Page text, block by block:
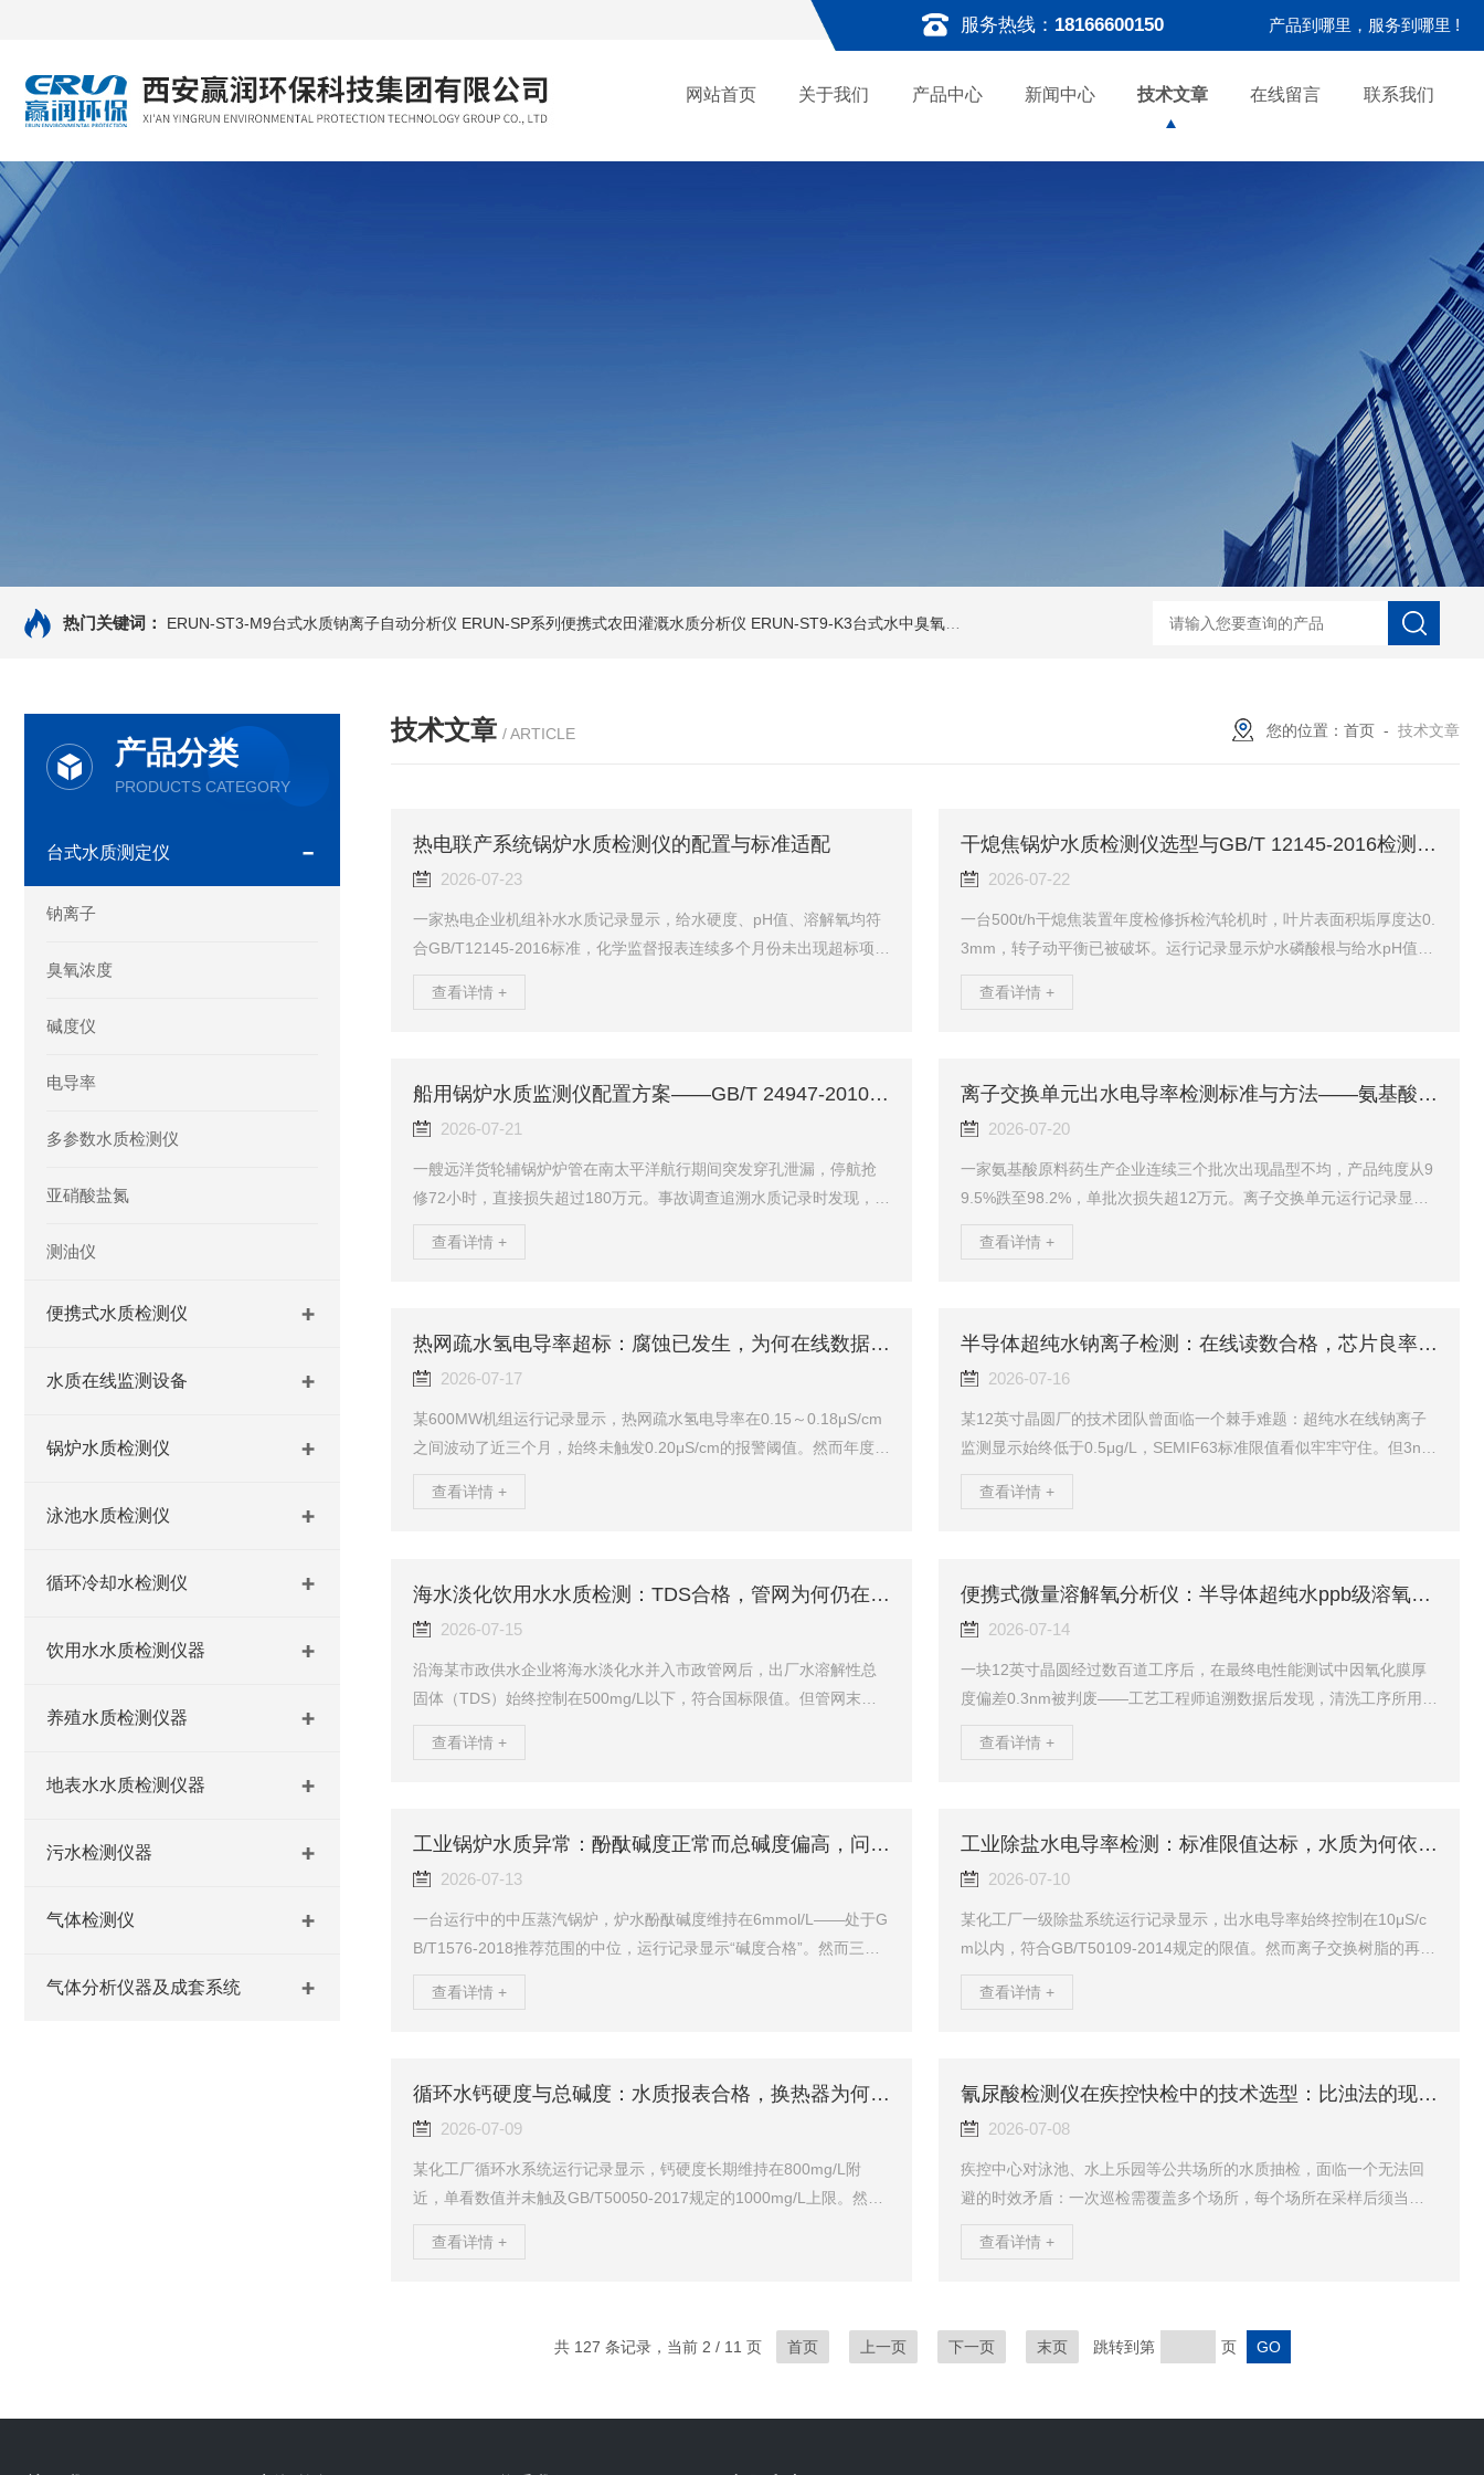
服务热线： 18166600150 产品到哪里，服务到哪里 !
网站首页 关于我们 产品中心 新闻中心 技术文章 在线留言 联系我们
热门关键词： ERUN-ST3-M9台式水质钠离子自动分析仪 ERUN-SP系列便携式农田灌溉水质分析仪 ERUN-ST9-K3台式水中臭氧检测仪 ERUN-ST7-B8台式酚酞碱度测定仪 ERUN-SZ-CL620水质氯离子在线
产品分类
PRODUCTS CATEGORY
台式水质测定仪
钠离子
臭氧浓度
碱度仪
电导率
多参数水质检测仪
亚硝酸盐氮
测油仪
便携式水质检测仪
水质在线监测设备
锅炉水质检测仪
泳池水质检测仪
循环冷却水检测仪
饮用水水质检测仪器
养殖水质检测仪器
地表水水质检测仪器
污水检测仪器
气体检测仪
气体分析仪器及成套系统
技术文章 / ARTICLE 您的位置： 首页 - 技术文章
热电联产系统锅炉水质检测仪的配置与标准适配
2026-07-23
一家热电企业机组补水水质记录显示，给水硬度、pH值、溶解氧均符
合GB/T12145-2016标准，化学监督报表连续多个月份未出现超标项。
纹，周边碳钢管道内壁密布点蚀坑，管壁减薄已达三分之一。水质数
L。锅炉补水标准关注的是锅炉本体的安全，供热管网补水标准关注的
是管网材质的耐受边界。两套...
查看详情 +
干熄焦锅炉水质检测仪选型与GB/T 12145-2016检测标准
2026-07-22
一台500t/h干熄焦装置年度检修拆检汽轮机时，叶片表面积垢厚度达0.
3mm，转子动平衡已被破坏。运行记录显示炉水磷酸根与给水pH值均
硅酸根浓度在检修前两个月内持续爬升至45μg/L，远超GB/T12145-20
有“阶跃式”特征——浓度在某一运行工况下可能从20μg/L跳升至40μg/
L以...
查看详情 +
船用锅炉水质监测仪配置方案——GB/T 24947-2010全指标覆盖与设备选型
2026-07-21
一艘远洋货轮辅锅炉炉管在南太平洋航行期间突发穿孔泄漏，停航抢
修72小时，直接损失超过180万元。事故调查追溯水质记录时发现，停
均在船东公司内部操作规程的控制区间内。问题最终锁定在一个被长
测项目清单中从未包含硅酸盐。GB/T24947-2010《船用辅锅炉水质要
求》对给水...
查看详情 +
离子交换单元出水电导率检测标准与方法——氨基酸纯化工艺水质监控要点
2026-07-20
一家氨基酸原料药生产企业连续三个批次出现晶型不均，产品纯度从9
9.5%跌至98.2%，单批次损失超12万元。离子交换单元运行记录显示
月才锁定真因：出水中微量铝离子浓度已达0.25ppm，超出USP47-NF
无法区分这些离子是钠、钾还是铝、铁——后两者在晶格形成过程中
充当异质核，足以破...
查看详情 +
热网疏水氢电导率超标：腐蚀已发生，为何在线数据迟迟不报警
2026-07-17
某600MW机组运行记录显示，热网疏水氢电导率在0.15～0.18μS/cm
之间波动了近三个月，始终未触发0.20μS/cm的报警阈值。然而年度大
者已接近壁厚的三分之一。事后核算，直接经济损失超过2000万元，
警阈值设在了标准上限，却没有考虑阴离子在应力集中部位的局部浓
缩效应。这个案例指向...
查看详情 +
半导体超纯水钠离子检测：在线读数合格，芯片良率为何仍在下降
2026-07-16
某12英寸晶圆厂的技术团队曾面临一个棘手难题：超纯水在线钠离子
监测显示始终低于0.5μg/L，SEMIF63标准限值看似牢牢守住。但3nm
溯到一项被忽略的事实——在线钠离子监测的取样点仅设在超纯水总
个案例揭示了一个在先进制程中容易被忽视的监测逻辑：单点合格的
在线数据，无法代表全管路的水...
查看详情 +
海水淡化饮用水水质检测：TDS合格，管网为何仍在加速腐蚀
2026-07-15
沿海某市政供水企业将海水淡化水并入市政管网后，出厂水溶解性总
固体（TDS）始终控制在500mg/L以下，符合国标限值。但管网末梢
增加了近两倍。问题追溯发现，淡化水的朗格利尔指数（LSI）长期处
水淡化饮用水化学稳定性的核心判定指标。当水厂仅关注TDS、硬度
等单项指标的合格率，而忽...
查看详情 +
便携式微量溶解氧分析仪：半导体超纯水ppb级溶氧控制的现场检测瓶颈
2026-07-14
一块12英寸晶圆经过数百道工序后，在最终电性能测试中因氧化膜厚
度偏差0.3nm被判废——工艺工程师追溯数据后发现，清洗工序所用超
系统未触发任何报警。事后标定确认，在线传感器的基线在两周内累
间，依赖单一在线监测点已无法满足工艺质量的保障需求。便携式微
量溶解氧分析仪的现场比对与多点...
查看详情 +
工业锅炉水质异常：酚酞碱度正常而总碱度偏高，问题出在哪
2026-07-13
一台运行中的中压蒸汽锅炉，炉水酚酞碱度维持在6mmol/L——处于G
B/T1576-2018推荐范围的中位，运行记录显示“碱度合格”。然而三个
追溯水质数据时发现，总碱度已长期在18mmol/L以上运行，接近标准
制的判断依据时，总碱度可能在视线之外持续累积，直至突破沉积临
界值。酚酞碱度与总碱度的化...
查看详情 +
工业除盐水电导率检测：标准限值达标，水质为何依然失控
2026-07-10
某化工厂一级除盐系统运行记录显示，出水电导率始终控制在10μS/c
m以内，符合GB/T50109-2014规定的限值。然而离子交换树脂的再生
万元。问题追溯发现，电导率探头因长期未校准已产生约3μS/cm的正
常”，可能掩盖了检测系统自身的偏差。当除盐水电导率仪的选型、校
准与维护出现短板时...
查看详情 +
循环水钙硬度与总碱度：水质报表合格，换热器为何仍在结垢
2026-07-09
某化工厂循环水系统运行记录显示，钙硬度长期维持在800mg/L附
近，单看数值并未触及GB/T50050-2017规定的1000mg/L上限。然而
——折算换热效率损失超过7%。问题出在哪里？答案指向一个被忽视
变量。当总碱度同步偏高时，即使钙硬度在标准限值内，二者叠加的
查看详情 +
氰尿酸检测仪在疾控快检中的技术选型：比浊法的现场应用优势分析
2026-07-08
疾控中心对泳池、水上乐园等公共场所的水质抽检，面临一个无法回
避的时效矛盾：一次巡检需覆盖多个场所，每个场所在采样后须当场
8-2019公共场所卫生指标及限值要求》将氰尿酸列为游泳池水质核心
考验。氰尿酸累积的连锁后果氰尿酸是二氯异氰尿酸钠、三氯异氰尿
查看详情 +
共 127 条记录，当前 2 / 11 页 首页 上一页 下一页 末页 跳转到第 页